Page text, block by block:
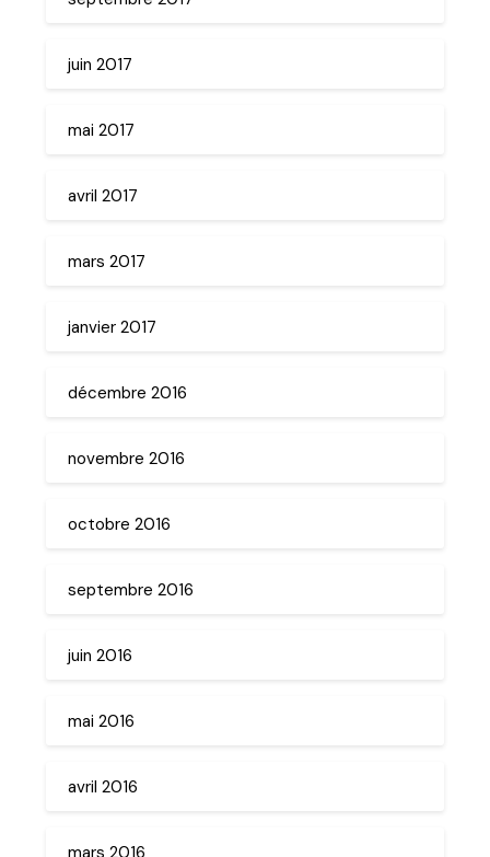
juin 2017
mai 2017
avril 2017
mars 2017
janvier 2017
décembre 2016
novembre 2016
octobre 2016
septembre 2016
juin 2016
mai 2016
avril 2016
mars 2016